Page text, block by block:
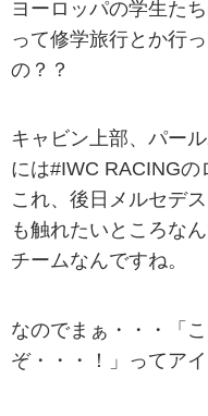
ヨーロッパの学生た
って修学旅行とか行
の？？
キャビン上部、パー
には#IWC RACINGの
これ、後日メルセデ
も触れたいところな
チームなんですね。
なのでまぁ・・・「
ぞ・・・！」ってア